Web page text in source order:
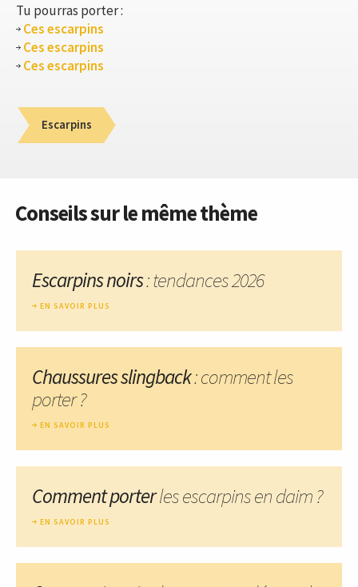
Tu pourras porter :
Ces escarpins
Ces escarpins
Ces escarpins
Escarpins
Conseils sur le même thème
Escarpins noirs: tendances 2026
EN SAVOIR PLUS
Chaussures slingback: comment les
porter ?
EN SAVOIR PLUS
Comment porterles escarpins en daim ?
EN SAVOIR PLUS